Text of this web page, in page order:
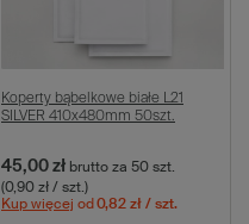
Koperty bąbelkowe białe L21
SILVER 410x480mm 50szt.
45,00 zł brutto za 50 szt.
(0,90 zł / szt.)
Kup więcej od 0,82 zł / szt.